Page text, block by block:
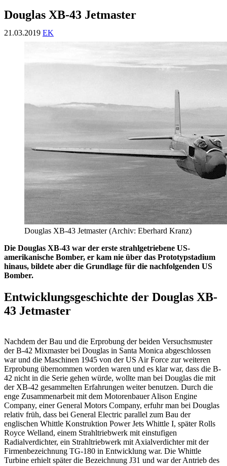
Douglas XB-43 Jetmaster
21.03.2019 EK
Douglas XB-43 Jetmaster (Archiv: Eberhard Kranz)
Die Douglas XB-43 war der erste strahlgetriebene US-
amerikanische Bomber, er kam nie über das Prototypstadium
hinaus, bildete aber die Grundlage für die nachfolgenden US
Bomber.
Entwicklungsgeschichte der Douglas XB-
43 Jetmaster
Nachdem der Bau und die Erprobung der beiden Versuchsmuster
der B-42 Mixmaster bei Douglas in Santa Monica abgeschlossen
war und die Maschinen 1945 von der US Air Force zur weiteren
Erprobung übernommen worden waren und es klar war, dass die B-
42 nicht in die Serie gehen würde, wollte man bei Douglas die mit
der XB-42 gesammelten Erfahrungen weiter benutzen. Durch die
enge Zusammenarbeit mit dem Motorenbauer Alison Engine
Company, einer General Motors Company, erfuhr man bei Douglas
relativ früh, dass bei General Electric parallel zum Bau der
englischen Whittle Konstruktion Power Jets Whittle I, später Rolls
Royce Welland, einem Strahltriebwerk mit einstufigen
Radialverdichter, ein Strahltriebwerk mit Axialverdichter mit der
Firmenbezeichnung TG-180 in Entwicklung war. Die Whittle
Turbine erhielt später die Bezeichnung J31 und war der Antrieb des